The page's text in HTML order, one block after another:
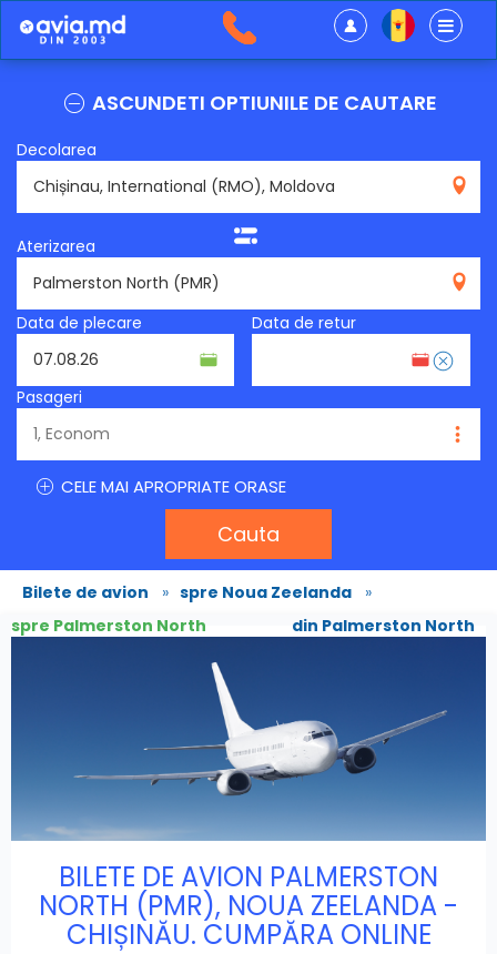
ASCUNDETI OPTIUNILE DE CAUTARE
Decolarea
Aterizarea
Data de plecare
Data de retur
Pasageri
CELE MAI APROPRIATE ORASE
Cauta
Bilete de avion » spre Noua Zeelanda »
spre Palmerston North
din Palmerston North
BILETE DE AVION PALMERSTON
NORTH (PMR), NOUA ZEELANDA -
CHIȘINĂU. CUMPĂRA ONLINE